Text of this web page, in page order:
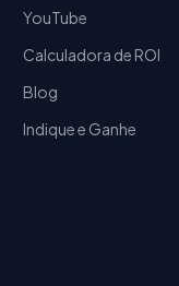
YouTube
Calculadora de ROI
Blog
Indique e Ganhe